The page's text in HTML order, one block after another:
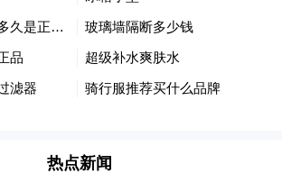
热点新闻